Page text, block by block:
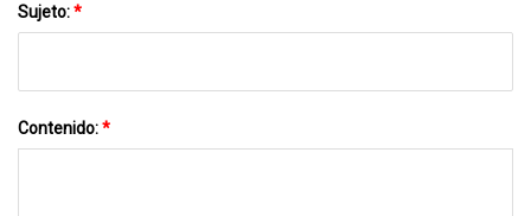
Sujeto:*
Contenido:*